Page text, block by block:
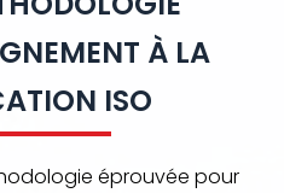
À LA
ISO
éprouvée pour